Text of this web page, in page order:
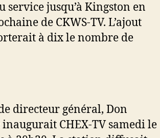
service jusqu’à Kingston en
de CKWS-TV. L’ajout
à dix le nombre de
directeur général, Don
CHEX-TV samedi le